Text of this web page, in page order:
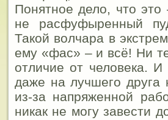
Понятное дело, что
не расфуфыренный
Такой волчара в
ему «фас» – и всё! Ни
отличие от человека.
даже на лучшего друга
из-за напряженной
никак не могу завести